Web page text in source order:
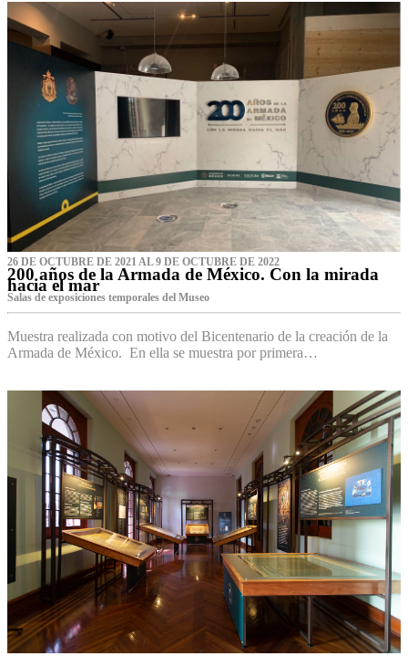
26 DE OCTUBRE DE 2021 AL 9 DE OCTUBRE DE 2022
200 años de la Armada de México. Con la mirada
hacia el mar
Salas de exposiciones temporales del Museo‌
Muestra realizada con motivo del Bicentenario de la creación de la
Armada de México. En ella se muestra por primera…